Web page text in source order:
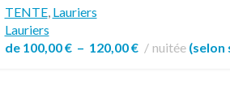
TENTE, Lauriers
Lauriers
de 100,00€ – 120,00€ nuitée(selon